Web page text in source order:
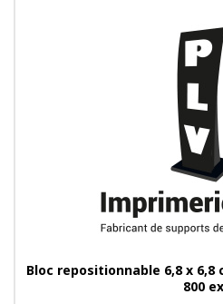
Bloc repositionnable 6,8 x
800 ex